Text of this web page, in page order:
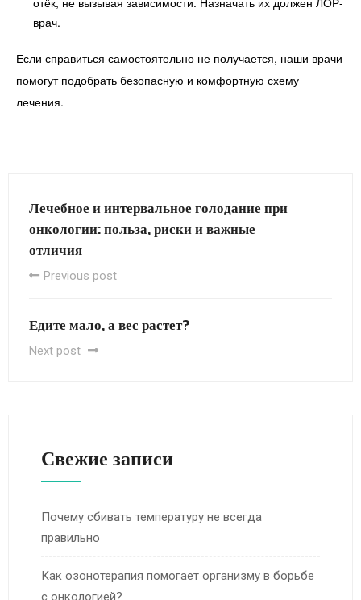
врач.
Если справиться самостоятельно не получается, наши врачи
помогут подобрать безопасную и комфортную схему
лечения.
Лечебное и интервальное голодание при
онкологии: польза, риски и важные
отличия
Previous post
Едите мало, а вес растет?
Next post
Свежие записи
Почему сбивать температуру не всегда
правильно
Как озонотерапия помогает организму в борьбе
с онкологией?